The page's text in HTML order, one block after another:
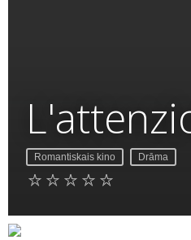
Romantiskais kino Drāma